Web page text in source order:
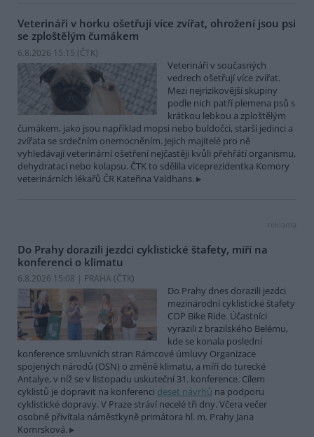
Veterináři v horku ošetřují více zvířat, ohrožení jsou psi
se zploštělým čumákem
6.8.2026 15:15 (ČTK)
Veterináři v současných
vedrech ošetřují více zvířat.
Mezi nejrizikovější skupiny
podle nich patří plemena psů s
krátkou lebkou a zploštělým
čumákem, jako jsou například mopsi nebo buldočci, starší jedinci a
zvířata se srdečním onemocněním. Jejich majitelé pro ně
vyhledávají veterinární ošetření nejčastěji kvůli přehřátí organismu,
dehydrataci nebo kolapsu. ČTK to sdělila viceprezidentka Komory
veterinárních lékařů ČR Kateřina Valdhans.
reklama
Do Prahy dorazili jezdci cyklistické štafety, míří na
konferenci o klimatu
6.8.2026 15:08 | PRAHA (ČTK)
Do Prahy dnes dorazili jezdci
mezinárodní cyklistické štafety
COP Bike Ride. Účastníci
vyrazili z brazilského Belému,
kde se konala poslední
konference smluvních stran Rámcové úmluvy Organizace
spojených národů (OSN) o změně klimatu, a míří do turecké
Antalye, v níž se v listopadu uskuteční 31. konference. Cílem
cyklistů je dopravit na konferenci deset návrhů na podporu
cyklistické dopravy. V Praze stráví necelé tři dny. Včera večer
osobně přivítala náměstkyně primátora hl. m. Prahy Jana
Komrsková.